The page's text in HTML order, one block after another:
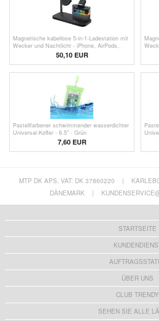
Magnetische kabellose 5-in-1-Ladestation mit
Wecker und Nachtlicht - iPhone, AirPods,
50,10 EUR
Pastellfarbener schwimmender wasserdichter
Universal-Koffer - 6.5" - Grün
7,60 EUR
MTP DK APS, VAT: DK 37860220 |
DÄNEMARK
|
STARTSEITE
ÜBER UNS
CLUB TRENDY
SEHEN SIE ALLE